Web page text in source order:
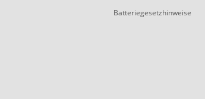
Batteriegesetzhinweise